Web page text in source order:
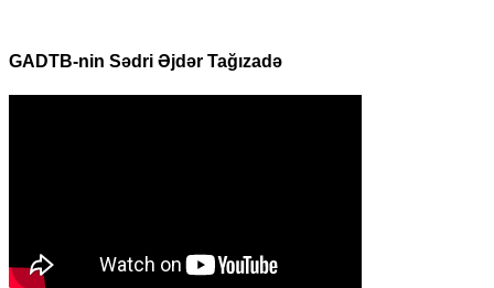
GADTB-nin Sədri Əjdər Tağızadə